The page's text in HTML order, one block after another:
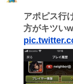
アポピス行
方がキツい